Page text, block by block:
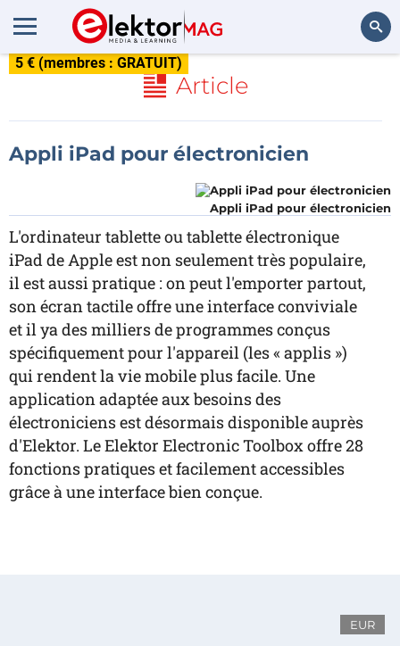
5 € (membres : GRATUIT)
Article
Appli iPad pour électronicien
Appli iPad pour électronicien
L'ordinateur tablette ou tablette électronique
iPad de Apple est non seulement très populaire,
il est aussi pratique : on peut l'emporter partout,
son écran tactile offre une interface conviviale
et il ya des milliers de programmes conçus
spécifiquement pour l'appareil (les « applis »)
qui rendent la vie mobile plus facile. Une
application adaptée aux besoins des
électroniciens est désormais disponible auprès
d'Elektor. Le Elektor Electronic Toolbox offre 28
fonctions pratiques et facilement accessibles
grâce à une interface bien conçue.
EUR